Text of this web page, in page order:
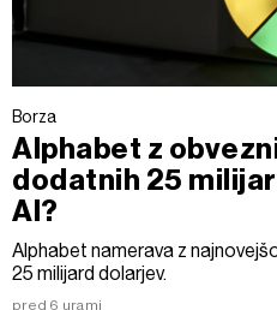
Borza
Alphabet z
dodatnih 25
AI?
Alphabet namerava z
25 milijard dolarjev.
pred 6 urami